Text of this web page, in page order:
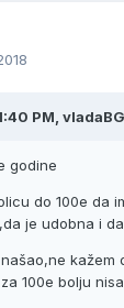
PM,
godine
do 100e da
je udobna i
kažem
100e bolju